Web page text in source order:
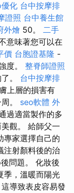
化 台中按摩排
證照 台中養生館
外燴 50。 二手
意味著您可以在
價 台胞證基隆 -
度。 整脊師證照
。 台中按摩排
上層的損害有
。 seo軟體 外
過適當製作的多
觀。 給師父一
專家選擇自己的
注射顏料後的治
問題。 化妝後
季，溫暖而陽光
導致表皮容易發